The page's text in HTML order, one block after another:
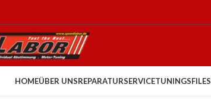
HOMEÜBER UNSREPARATURSERVICETUNINGSFILES